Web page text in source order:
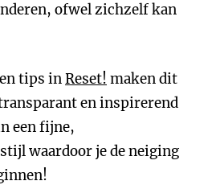
ofwel zichzelf kan
tips inReset! maken dit
en inspirerend
een fijne,
waardoor je de neiging